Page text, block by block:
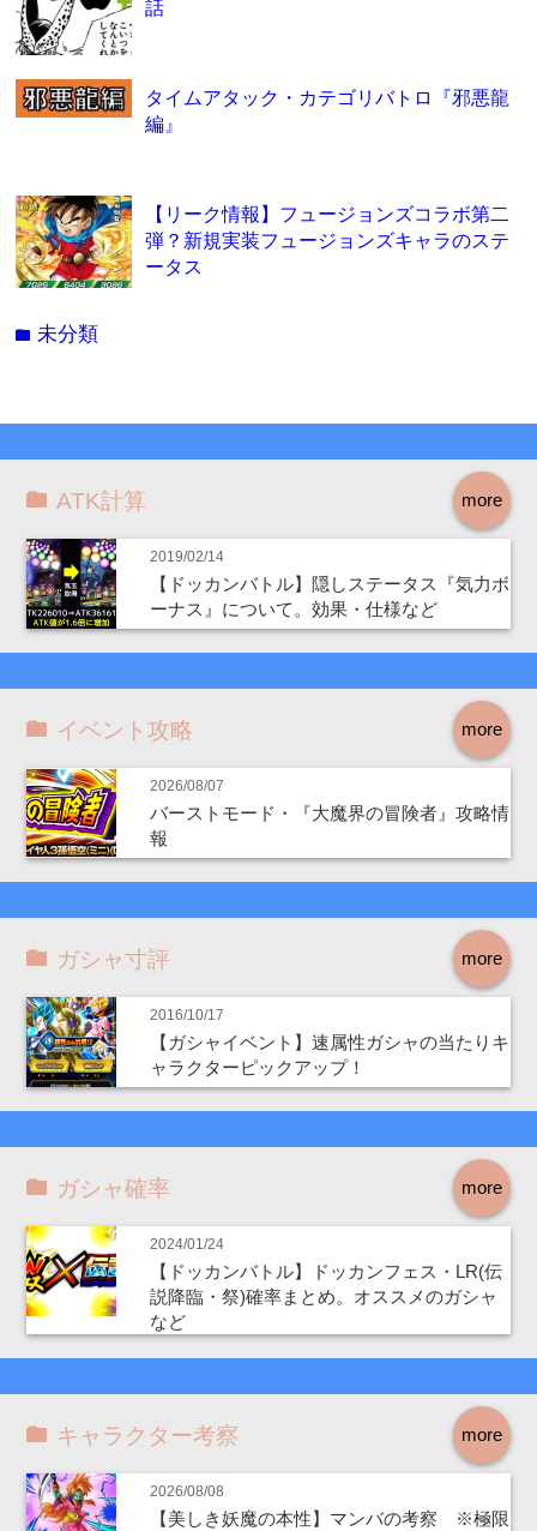
話
タイムアタック・カテゴリバトロ『邪悪龍
編』
【リーク情報】フュージョンズコラボ第二
弾？新規実装フュージョンズキャラのステ
ータス
folder 未分類
more
ATK計算
2019/02/14
【ドッカンバトル】隠しステータス『気力ボ
ーナス』について。効果・仕様など
more
イベント攻略
2026/08/07
バーストモード・『大魔界の冒険者』攻略情
報
more
ガシャ寸評
2016/10/17
【ガシャイベント】速属性ガシャの当たりキ
ャラクターピックアップ！
more
ガシャ確率
2024/01/24
【ドッカンバトル】ドッカンフェス・LR(伝
説降臨・祭)確率まとめ。オススメのガシャ
など
more
キャラクター考察
2026/08/08
【美しき妖魔の本性】マンバの考察 ※極限